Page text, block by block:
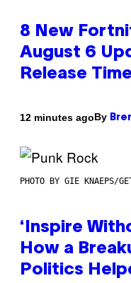
8 New
August 6
Release Time
12 minutes agoBy
PHOTO BY GIE KNAEPS/
‘Inspire
How a
Politics